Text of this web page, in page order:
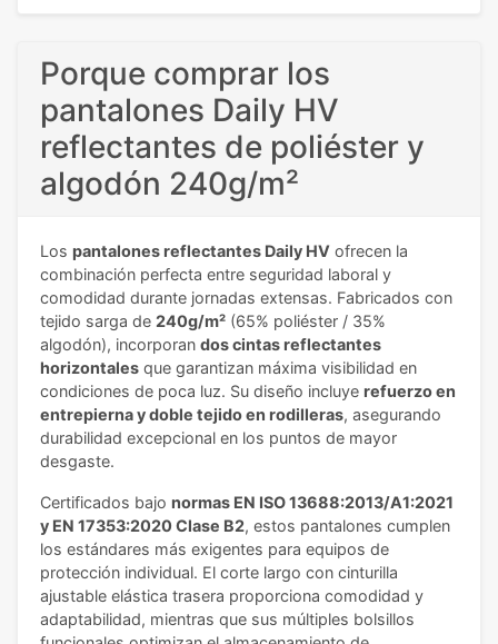
Porque comprar los
pantalones Daily HV
reflectantes de poliéster y
algodón 240g/m²
Los pantalones reflectantes Daily HV ofrecen la
combinación perfecta entre seguridad laboral y
comodidad durante jornadas extensas. Fabricados con
tejido sarga de 240g/m² (65% poliéster / 35%
algodón), incorporan dos cintas reflectantes
horizontales que garantizan máxima visibilidad en
condiciones de poca luz. Su diseño incluye refuerzo en
entrepierna y doble tejido en rodilleras, asegurando
durabilidad excepcional en los puntos de mayor
desgaste.
Certificados bajo normas EN ISO 13688:2013/A1:2021
y EN 17353:2020 Clase B2, estos pantalones cumplen
los estándares más exigentes para equipos de
protección individual. El corte largo con cinturilla
ajustable elástica trasera proporciona comodidad y
adaptabilidad, mientras que sus múltiples bolsillos